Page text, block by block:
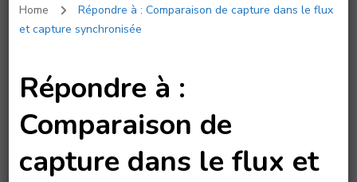
Home
Répondre à : Comparaison de capture dans le flux
et capture synchronisée
Répondre à :
Comparaison de
capture dans le flux et